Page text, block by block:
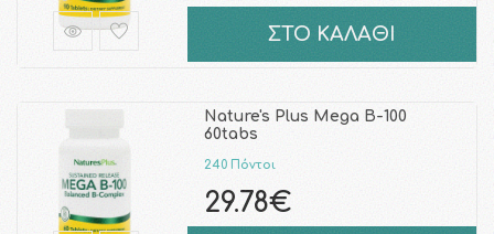
ΣΤΟ ΚΑΛΑΘΙ
Nature's Plus Mega B-100
60tabs
240 Πόντοι
29.78€